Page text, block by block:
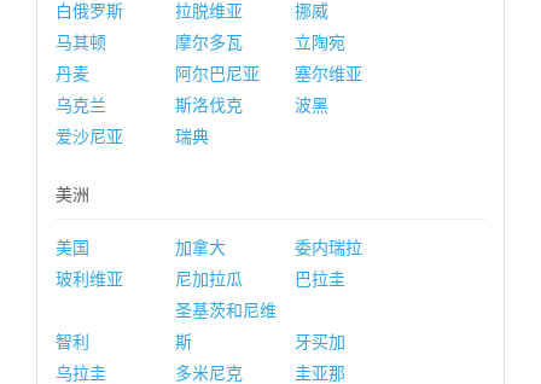
白俄罗斯
拉脱维亚
挪威
马其顿
摩尔多瓦
立陶宛
丹麦
阿尔巴尼亚
塞尔维亚
乌克兰
斯洛伐克
波黑
爱沙尼亚
瑞典
美洲
美国 加拿大
委内瑞拉
玻利维亚
尼加拉瓜 巴拉圭
智利
圣基茨和尼维
斯
牙买加
乌拉圭
多米尼克 圭亚那